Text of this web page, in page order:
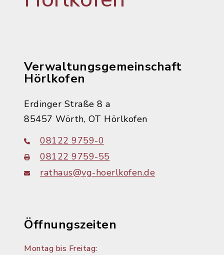
Verwaltungsgemeinschaft
Hörlkofen
Erdinger Straße 8 a
85457 Wörth, OT Hörlkofen
08122 9759-0
08122 9759-55
rathaus@vg-hoerlkofen.de
Öffnungszeiten
Montag bis Freitag: